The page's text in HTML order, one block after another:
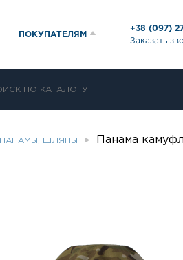
ПОКУПАТЕЛЯМ
+38 (097)
Заказать
ПАНАМЫ, ШЛЯПЫ Панама